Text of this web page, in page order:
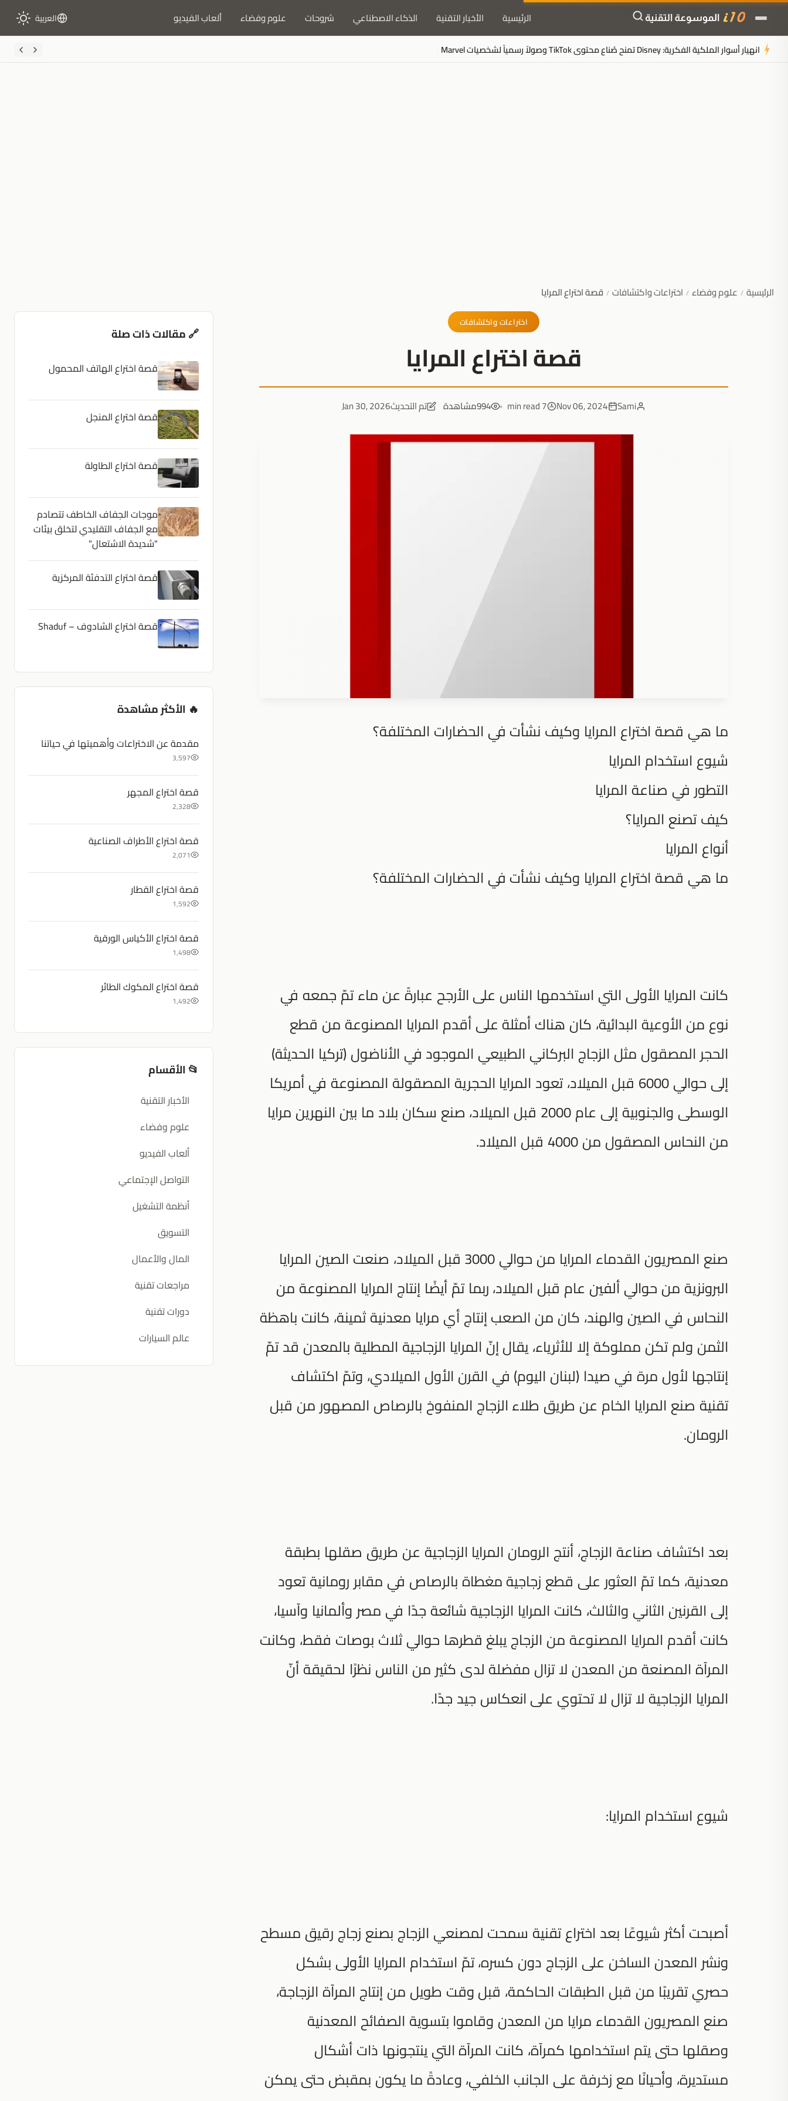
الرئيسية الأخبار التقنية الذكاء الاصطناعي شروحات علوم وفضاء ألعاب الفيديو العربية
ملخَّص المقال
انهيار أسوار الملكية الفكرية: Disney تمنح صُناع محتوى TikTok وصولاً رسمياً لشخصيات Marvel
الرئيسية / علوم وفضاء / اختراعات واكتشافات / قصة اختراع المرايا
اختراعات واكتشافات
قصة اختراع المرايا
Sami
Nov 06, 2024
7 min read
994مشاهدة تم التحديثJan 30, 2026
ما هي قصة اختراع المرايا وكيف نشأت في الحضارات المختلفة؟
شيوع استخدام المرايا
التطور في صناعة المرايا
كيف تصنع المرايا؟
أنواع المرايا
ما هي قصة اختراع المرايا وكيف نشأت في الحضارات المختلفة؟
كانت المرايا الأولى التي استخدمها الناس على الأرجح عبارةً عن ماء تمّ جمعه في
نوع من الأوعية البدائية، كان هناك أمثلة على أقدم المرايا المصنوعة من قطع
الحجر المصقول مثل الزجاج البركاني الطبيعي الموجود في الأناضول (تركيا الحديثة)
إلى حوالي 6000 قبل الميلاد، تعود المرايا الحجرية المصقولة المصنوعة في أمريكا
الوسطى والجنوبية إلى عام 2000 قبل الميلاد، صنع سكان بلاد ما بين النهرين مرايا
من النحاس المصقول من 4000 قبل الميلاد.
صنع المصريون القدماء المرايا من حوالي 3000 قبل الميلاد، صنعت الصين المرايا
البرونزية من حوالي ألفين عام قبل الميلاد، ربما تمّ أيضًا إنتاج المرايا المصنوعة من
النحاس في الصين والهند، كان من الصعب إنتاج أي مرايا معدنية ثمينة، كانت باهظة
الثمن ولم تكن مملوكة إلا للأثرياء، يقال إنّ المرايا الزجاجية المطلية بالمعدن قد تمّ
إنتاجها لأول مرة في صيدا (لبنان اليوم) في القرن الأول الميلادي، وتمّ اكتشاف
تقنية صنع المرايا الخام عن طريق طلاء الزجاج المنفوخ بالرصاص المصهور من قبل
الرومان.
بعد اكتشاف صناعة الزجاج، أنتج الرومان المرايا الزجاجية عن طريق صقلها بطبقة
معدنية، كما تمّ العثور على قطع زجاجية مغطاة بالرصاص في مقابر رومانية تعود
إلى القرنين الثاني والثالث، كانت المرايا الزجاجية شائعة جدًا في مصر وألمانيا وآسيا،
كانت أقدم المرايا المصنوعة من الزجاج يبلغ قطرها حوالي ثلاث بوصات فقط، وكانت
المرآة المصنعة من المعدن لا تزال مفضلة لدى كثير من الناس نظرًا لحقيقة أنّ
المرايا الزجاجية لا تزال لا تحتوي على انعكاس جيد جدًا.
شيوع استخدام المرايا:
أصبحت أكثر شيوعًا بعد اختراع تقنية سمحت لمصنعي الزجاج بصنع زجاج رقيق مسطح
ونشر المعدن الساخن على الزجاج دون كسره، تمّ استخدام المرايا الأولى بشكل
حصري تقريبًا من قبل الطبقات الحاكمة، قبل وقت طويل من إنتاج المرآة الزجاجة،
صنع المصريون القدماء مرايا من المعدن وقاموا بتسوية الصفائح المعدنية
وصقلها حتى يتم استخدامها كمرآة، كانت المرآة التي ينتجونها ذات أشكال
مستديرة، وأحيانًا مع زخرفة على الجانب الخلفي، وعادةً ما يكون بمقبض حتى يمكن
🔗 مقالات ذات صلة
قصة اختراع الهاتف المحمول
قصة اختراع المنجل
قصة اختراع الطاولة
موجات الجفاف الخاطف تتصادم
مع الجفاف التقليدي لتخلق بيئات
"شديدة الاشتعال"
قصة اختراع التدفئة المركزية
قصة اختراع الشادوف – Shaduf
🔥 الأكثر مشاهدة
مقدمة عن الاختراعات وأهميتها في حياتنا
3,597
قصة اختراع المجهر
2,328
قصة اختراع الأطراف الصناعية
2,071
قصة اختراع القطار
1,592
قصة اختراع الأكياس الورقية
1,498
قصة اختراع المكوك الطائر
1,492
📂 الأقسام
الأخبار التقنية
علوم وفضاء
ألعاب الفيديو
التواصل الإجتماعي
أنظمة التشغيل
التسويق
المال والأعمال
مراجعات تقنية
دورات تقنية
عالم السيارات